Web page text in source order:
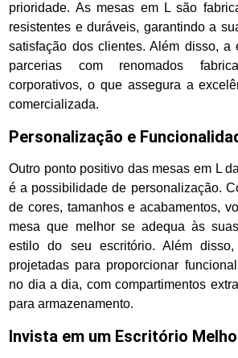
prioridade. As mesas em L são
resistentes e duráveis, garantindo a
satisfação dos clientes. Além disso, a
parcerias com renomados
corporativos, o que assegura a
comercializada.
Personalização e
Outro ponto positivo das mesas em L
é a possibilidade de personalização.
de cores, tamanhos e acabamentos,
mesa que melhor se adequa às
estilo do seu escritório. Além
projetadas para proporcionar
no dia a dia, com compartimentos
para armazenamento.
Invista em um Escritório